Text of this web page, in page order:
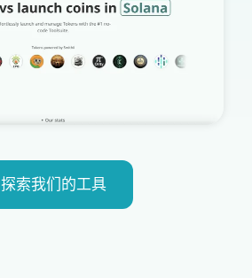
探索我们的工具